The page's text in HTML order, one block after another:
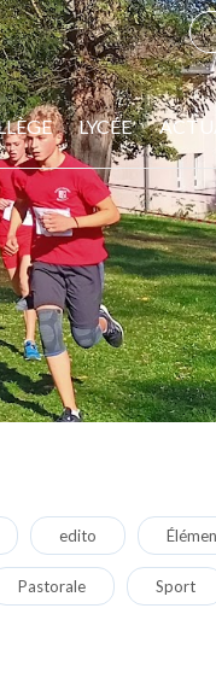
LYCÉE
edito
Pastorale Sport